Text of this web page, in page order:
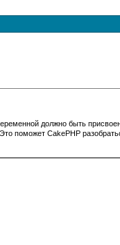
должно быть
поможет CakePHP